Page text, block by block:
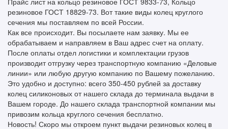
резиновое ГОСТ 18829-73. Вот такие виды колец круглого
сечения мы поставляем по всей России.
Как все происходит. Вы посылаете нам заявку. Мы ее
обрабатываем и направляем в Ваш адрес счет на оплату.
После оплаты отдел логистики и комплектации грузов
производит отгрузку через транспортную компанию «Деловые
линии» или любую другую компанию по Вашему пожеланию.
Это удобно и доступно: всего 350-450 рублей за доставку
колец силиконовых от нашего склада до терминала выдачи в
Вашем городе. До нашего склада транспортной компании мы
привозим кольца круглого сечения бесплатно.
Новость! Скоро мы откроем пункт выдачи резиновых колец в